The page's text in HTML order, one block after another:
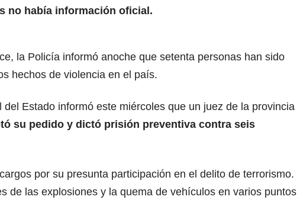
no había información oficial.
la Policía informó anoche que setenta personas han sido
hechos de violencia en el país.
del Estado informó este miércoles que un juez de la provincia
su pedido y dictó prisión preventiva contra seis
por su presunta participación en el delito de terrorismo.
de las explosiones y la quema de vehículos en varios puntos